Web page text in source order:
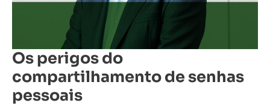
Os perigos do
compartilhamento de senhas
pessoais